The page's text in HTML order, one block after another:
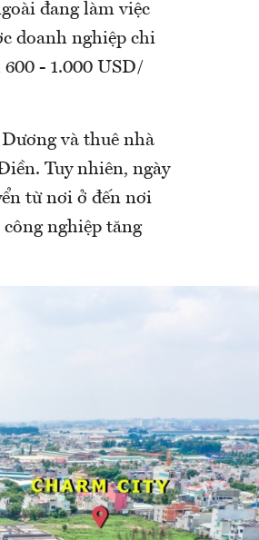
đang làm việc
doanh nghiệp chi
- 1.000 USD/
và thuê nhà
Tuy nhiên, ngày
từ nơi ở đến nơi
nghiệp tăng